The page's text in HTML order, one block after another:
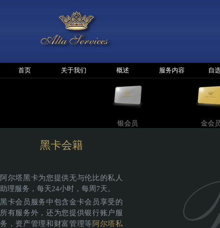
首页 关于我们 概述 服务内容 自
银会员 金会
黑卡会籍
阿尔塔黑卡为您提供无与伦比的私人
助理服务，每天24小时，每周7天。
黑卡会员服务中包含金卡会员享受的
所有服务外，还为您提供银行账户服
务，资产管理和财富管理等阿尔塔私